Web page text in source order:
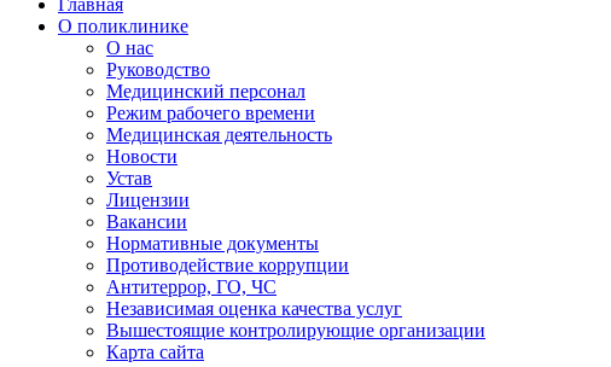
О поликлинике
О нас
Руководство
Медицинский персонал
Режим рабочего времени
Медицинская деятельность
Новости
Устав
Лицензии
Вакансии
Нормативные документы
Противодействие коррупции
Антитеррор, ГО, ЧС
Независимая оценка качества услуг
Вышестоящие контролирующие организации
Карта сайта